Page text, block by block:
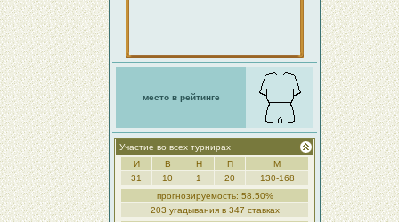
место в рейтинге
Участие во всех турнирах
И
В Н П
М
31
10 1 20
130-168
прогнозируемость: 58.50%
203 угадывания в 347 ставках